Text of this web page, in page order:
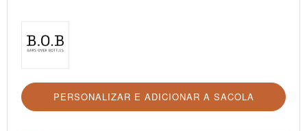
PERSONALIZAR E ADICIONAR A SACOLA